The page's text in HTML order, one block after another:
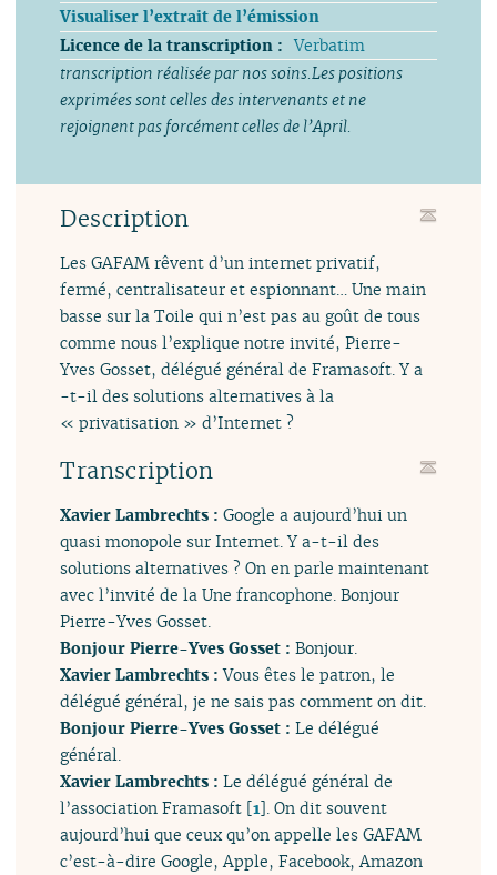
Visualiser l’extrait de l’émission
Licence de la transcription : Verbatim
transcription réalisée par nos soins.Les positions
exprimées sont celles des intervenants et ne
rejoignent pas forcément celles de l’April.
Description
Les GAFAM rêvent d’un internet privatif,
fermé, centralisateur et espionnant… Une main
basse sur la Toile qui n’est pas au goût de tous
comme nous l’explique notre invité, Pierre-
Yves Gosset, délégué général de Framasoft. Y a
-t-il des solutions alternatives à la
« privatisation » d’Internet ?
Transcription
Xavier Lambrechts :Google a aujourd’hui un
quasi monopole sur Internet. Y a-t-il des
solutions alternatives ? On en parle maintenant
avec l’invité de la Une francophone. Bonjour
Pierre-Yves Gosset.
Bonjour Pierre-Yves Gosset :Bonjour.
Xavier Lambrechts :Vous êtes le patron, le
délégué général, je ne sais pas comment on dit.
Bonjour Pierre-Yves Gosset :Le délégué
général.
Xavier Lambrechts :Le délégué général de
l’association Framasoft [1] . On dit souvent
aujourd’hui que ceux qu’on appelle les GAFAM
c’est-à-dire Google, Apple, Facebook, Amazon